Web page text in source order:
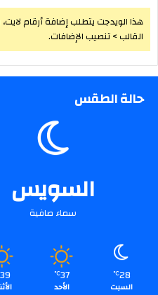
هذا الويدجت يتطلب إضافة أرقام
القالب > تنصيب الإضافات.
حالة الطقس
السويس
سماء صافية
28
℃
السبت
37
℃
الأحد
39